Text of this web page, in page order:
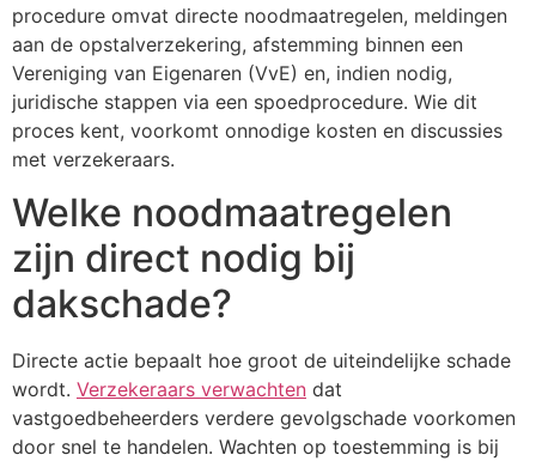
procedure omvat directe noodmaatregelen, meldingen
aan de opstalverzekering, afstemming binnen een
Vereniging van Eigenaren (VvE) en, indien nodig,
juridische stappen via een spoedprocedure. Wie dit
proces kent, voorkomt onnodige kosten en discussies
met verzekeraars.
Welke noodmaatregelen
zijn direct nodig bij
dakschade?
Directe actie bepaalt hoe groot de uiteindelijke schade
wordt. Verzekeraars verwachten dat
vastgoedbeheerders verdere gevolgschade voorkomen
door snel te handelen. Wachten op toestemming is bij